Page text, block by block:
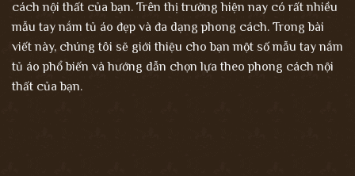
cách nội thất của bạn. Trên thị trường hiện nay có rất nhiều
mẫu tay nắm tủ áo đẹp và đa dạng phong cách. Trong bài
viết này, chúng tôi sẽ giới thiệu cho bạn một số mẫu tay nắm
tủ áo phổ biến và hướng dẫn chọn lựa theo phong cách nội
thất của bạn.